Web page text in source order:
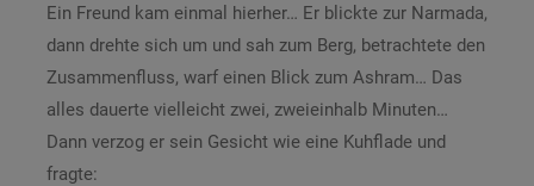
Ein Freund kam einmal hierher… Er blickte zur Narmada,
dann drehte sich um und sah zum Berg, betrachtete den
Zusammenfluss, warf einen Blick zum Ashram… Das
alles dauerte vielleicht zwei, zweieinhalb Minuten…
Dann verzog er sein Gesicht wie eine Kuhflade und
fragte: